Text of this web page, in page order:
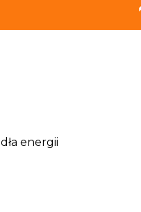
energii